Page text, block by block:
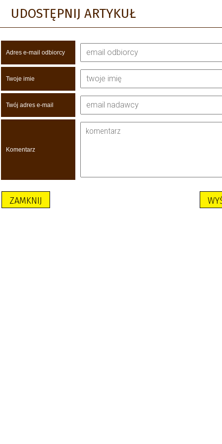
UDOSTĘPNIJ ARTYKUŁ
Adres e-mail odbiorcy
Twoje imie
Twój adres e-mail
Komentarz